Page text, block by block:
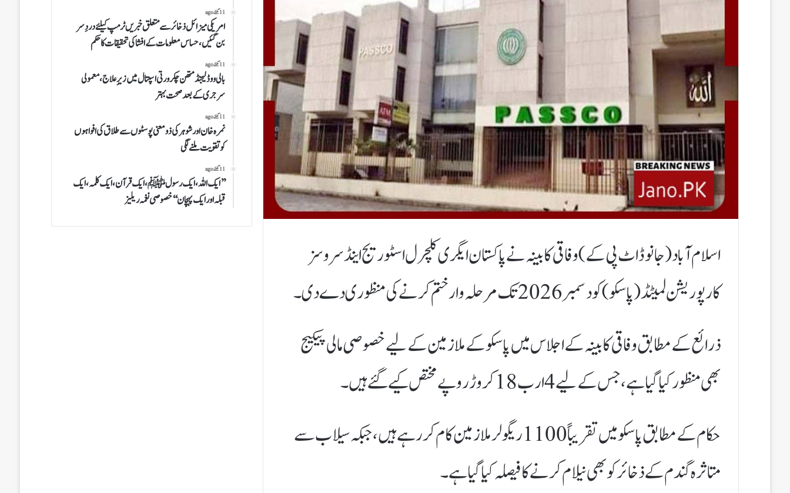
اسلام آباد(جانوڈاٹ پی کے) وفاقی کابینہ نے پاکستان ایگری کلچرل اسٹوریج اینڈ سروسز
کارپوریشن لمیٹڈ (پاسکو) کو دسمبر 2026 تک مرحلہ وار ختم کرنے کی منظوری دے دی۔
ذرائع کے مطابق وفاقی کابینہ کے اجلاس میں پاسکو کے ملازمین کے لیے خصوصی مالی پیکیج
بھی منظور کیا گیا ہے، جس کے لیے 4 ارب 18 کروڑ روپے مختص کیے گئے ہیں۔
حکام کے مطابق پاسکو میں تقریباً 1100 ریگولر ملازمین کام کر رہے ہیں، جبکہ سیلاب سے
متاثرہ گندم کے ذخائر کو بھی نیلام کرنے کا فیصلہ کیا گیا ہے۔
11 گھنٹے ago
امریکی میزائل ذخائر سے متعلق خبریں ٹرمپ کیلئے دردِ سر
بن گئیں،حساس معلومات کے افشا کی تحقیقات کاحکم
11 گھنٹے ago
بالی ووڈ لیجنڈ متھن چکرورتی اسپتال میں زیرِ علاج، معمولی
سرجری کے بعد صحت بہتر
11 گھنٹے ago
نمرہ خان اورشوہر کی ذومعنی پوسٹوں سے طلاق کی افواہوں
کو تقویت ملنے لگی
11 گھنٹے ago
’’ایک اللہ،ایک رسولﷺ،ایک قرآن،ایک کلمہ،ایک
قبلہ اورایک پہچان‘‘خصوصی نغمہ ریلیز